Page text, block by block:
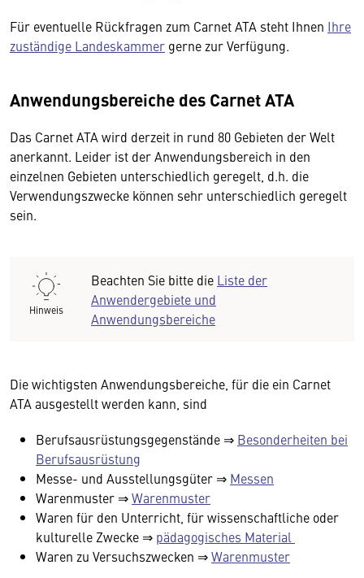
Für eventuelle Rückfragen zum Carnet ATA steht Ihnen Ihre
zuständige Landeskammer gerne zur Verfügung.
Anwendungsbereiche des Carnet ATA
Das Carnet ATA wird derzeit in rund 80 Gebieten der Welt
anerkannt. Leider ist der Anwendungsbereich in den
einzelnen Gebieten unterschiedlich geregelt, d.h. die
Verwendungszwecke können sehr unterschiedlich geregelt
sein.
Hinweis
Beachten Sie bitte die Liste der
Anwendergebiete und
Anwendungsbereiche
Die wichtigsten Anwendungsbereiche, für die ein Carnet
ATA ausgestellt werden kann, sind
Berufsausrüstungsgegenstände ⇒ Besonderheiten bei
Berufsausrüstung
Messe- und Ausstellungsgüter ⇒ Messen
Warenmuster ⇒Warenmuster
Waren für den Unterricht, für wissenschaftliche oder
kulturelle Zwecke ⇒ pädagogisches Material
Waren zu Versuchszwecken ⇒Warenmuster